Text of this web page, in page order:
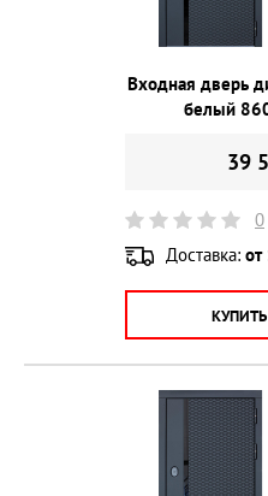
Входная дверь
белый
39
0
Доставка: от
КУПИТЬ